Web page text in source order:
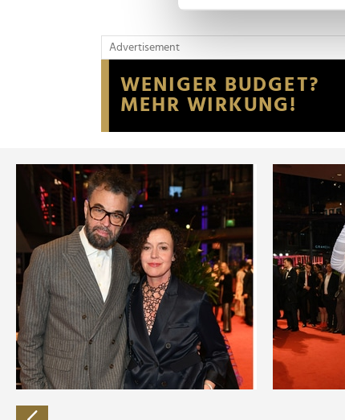
Wir verwenden Cookies,
Website an unsere
möglicherweise mit
der Dienste gesammelt
Advertisement